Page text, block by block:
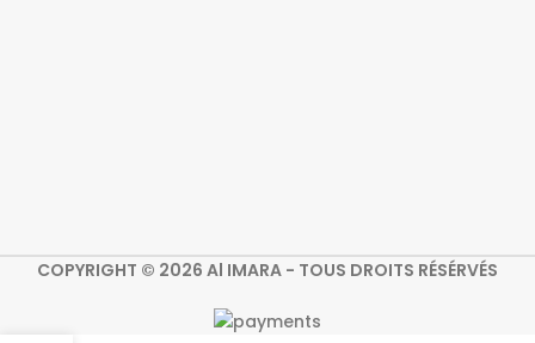
COPYRIGHT © 2026 Al IMARA - TOUS DROITS RÉSÉRVÉS